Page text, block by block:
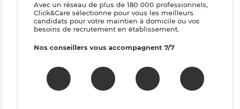
Avec un réseau de plus de 180 000 professionnels,
Click&Care sélectionne pour vous les meilleurs
candidats pour votre maintien à domicile ou vos
besoins de recrutement en établissement.
Nos conseillers vous accompagnent 7/7